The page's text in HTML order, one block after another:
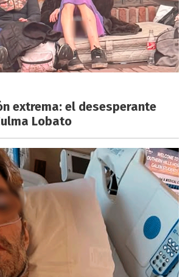
extrema: el desesperante
Lobato